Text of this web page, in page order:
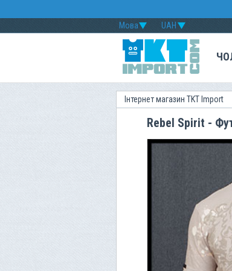
UAH
Мова
Інтернет магазин TKT Import
Rebel Spirit -